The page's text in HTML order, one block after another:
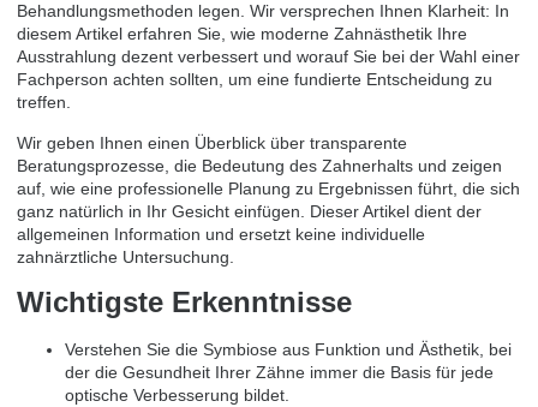
Behandlungsmethoden legen. Wir versprechen Ihnen Klarheit: In
diesem Artikel erfahren Sie, wie moderne Zahnästhetik Ihre
Ausstrahlung dezent verbessert und worauf Sie bei der Wahl einer
Fachperson achten sollten, um eine fundierte Entscheidung zu
treffen.
Wir geben Ihnen einen Überblick über transparente
Beratungsprozesse, die Bedeutung des Zahnerhalts und zeigen
auf, wie eine professionelle Planung zu Ergebnissen führt, die sich
ganz natürlich in Ihr Gesicht einfügen. Dieser Artikel dient der
allgemeinen Information und ersetzt keine individuelle
zahnärztliche Untersuchung.
Wichtigste Erkenntnisse
Verstehen Sie die Symbiose aus Funktion und Ästhetik, bei
der die Gesundheit Ihrer Zähne immer die Basis für jede
optische Verbesserung bildet.